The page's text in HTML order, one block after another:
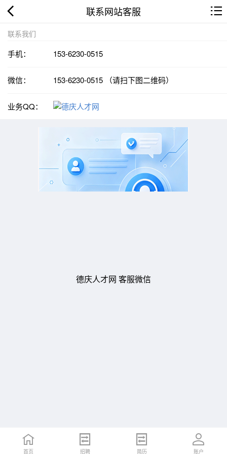
联系网站客服
联系我们
手机： 153-6230-0515
微信： 153-6230-0515 （请扫下图二维码）
业务QQ：
德庆人才网 客服微信
首页 招聘 简历 账户